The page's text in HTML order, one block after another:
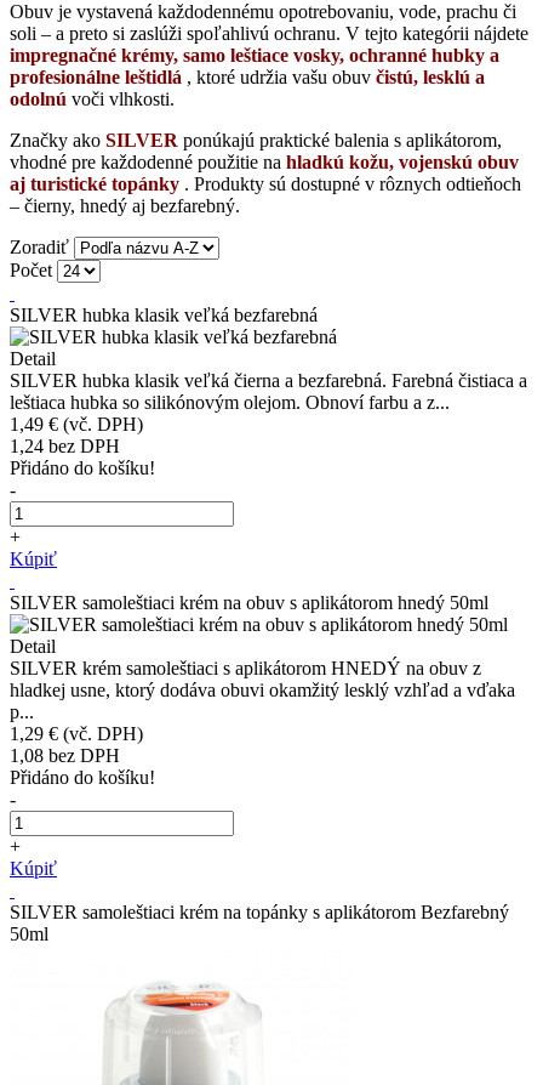
Obuv je vystavená každodennému opotrebovaniu, vode, prachu či
soli – a preto si zaslúži spoľahlivú ochranu. V tejto kategórii nájdete
impregnačné krémy, samo leštiace vosky, ochranné hubky a
profesionálne leštidlá , ktoré udržia vašu obuv čistú, lesklú a
odolnú voči vlhkosti.
Značky ako SILVER ponúkajú praktické balenia s aplikátorom,
vhodné pre každodenné použitie na hladkú kožu, vojenskú obuv
aj turistické topánky . Produkty sú dostupné v rôznych odtieňoch
– čierny, hnedý aj bezfarebný.
Zoradiť
Počet
SILVER hubka klasik veľká bezfarebná
Detail
SILVER hubka klasik veľká čierna a bezfarebná. Farebná čistiaca a
leštiaca hubka so silikónovým olejom. Obnoví farbu a z...
1,49 € (vč. DPH)
1,24 bez DPH
Přidáno do košíku!
-
+
Kúpiť
SILVER samoleštiaci krém na obuv s aplikátorom hnedý 50ml
Detail
SILVER krém samoleštiaci s aplikátorom HNEDÝ na obuv z
hladkej usne, ktorý dodáva obuvi okamžitý lesklý vzhľad a vďaka
p...
1,29 € (vč. DPH)
1,08 bez DPH
Přidáno do košíku!
-
+
Kúpiť
SILVER samoleštiaci krém na topánky s aplikátorom Bezfarebný
50ml